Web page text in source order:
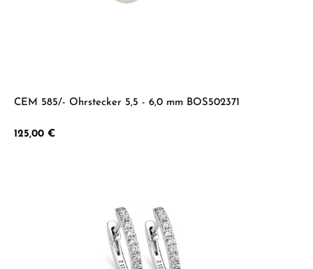
CEM 585/- Ohrstecker 5,5 - 6,0 mm BOS502371
Regulärer Preis:
125,00 €